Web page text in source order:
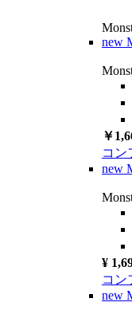
new
￥
コン
new
¥
コン
new